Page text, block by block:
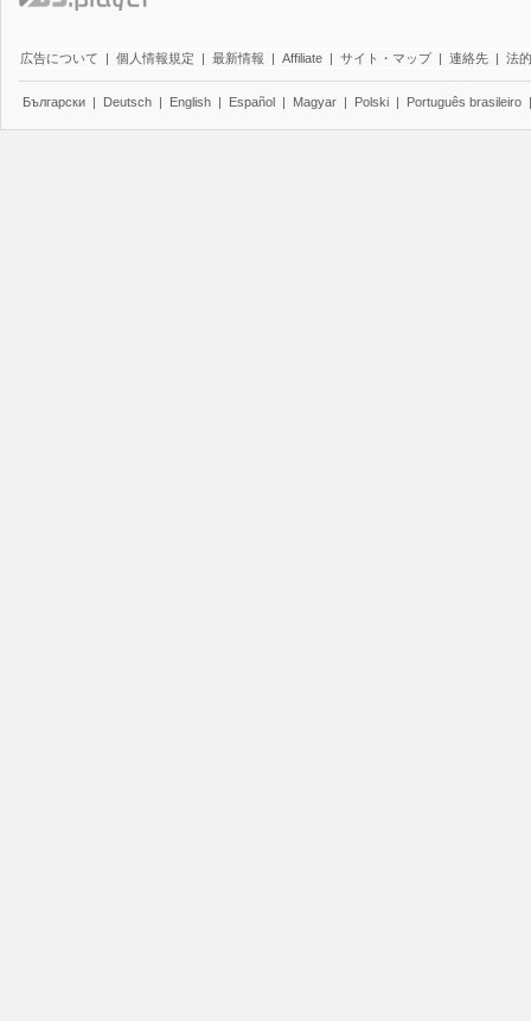
広告について | 個人情報規定 | 最新情報 | Affiliate | サイト・マップ | 連絡先 | 法
Български | Deutsch | English | Español | Magyar | Polski | Português brasileiro